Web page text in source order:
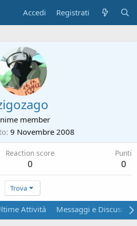
Accedi Registrati
member
9 Novembre 2008
Reaction score
0
Punti
0
Trova
Attività Messaggi e